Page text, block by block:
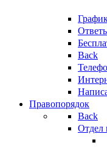
Back
Правопорядок
Back
Отдел